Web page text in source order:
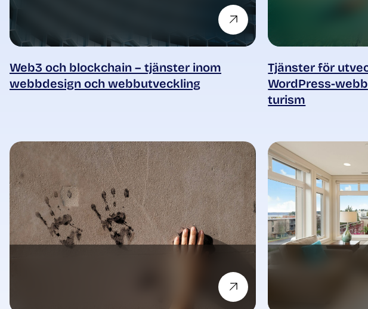
Web3 och blockchain – tjänster inom
webbdesign och webbutveckling
Tjänster för
WordPress-
turism